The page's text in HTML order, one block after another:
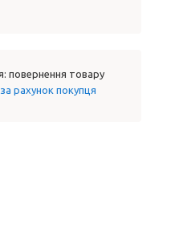
повернення товару
за рахунок покупця